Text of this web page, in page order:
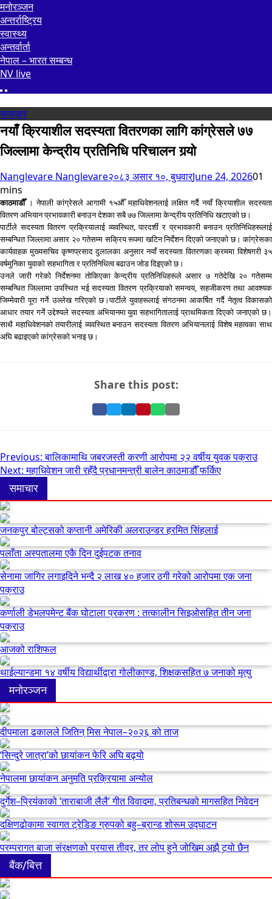
मनोरञ्जन
अन्तर्राष्ट्रिय
स्वास्थ्य
अन्तर्वार्ता
नेपाल – भारत सम्बन्ध
NV live
समाचार
नयाँ क्रियाशील सदस्यता वितरणका लागि कांग्रेसले ७७
जिल्लामा केन्द्रीय प्रतिनिधि परिचालन गर्‍यो
Nanglevare Nanglevare२०८३ असार १०, बुधवारJune 24, 202601
mins
काठमाडौँ। नेपाली कांग्रेसले आगामी १५औँ महाधिवेशनलाई लक्षित गर्दै नयाँ क्रियाशील सदस्यता
वितरण अभियान प्रभावकारी बनाउन देशका सबै ७७ जिल्लामा केन्द्रीय प्रतिनिधि खटाएको छ।
पार्टीले सदस्यता वितरण प्रक्रियालाई व्यवस्थित, पारदर्शी र प्रभावकारी बनाउन प्रतिनिधिहरूलाई
सम्बन्धित जिल्लामा असार २० गतेसम्म सक्रिय रूपमा खटिन निर्देशन दिएको जनाएको छ। कांग्रेसका
कार्यवाहक मुख्यसचिव कृष्णप्रसाद दुलालका अनुसार नयाँ सदस्यता वितरणका क्रममा विशेषगरी ३५
वर्षमुनिका युवाको सहभागिता र प्रतिनिधित्व बढाउन जोड दिइएको छ।
उनले जारी गरेको निर्देशनमा तोकिएका केन्द्रीय प्रतिनिधिहरूले असार ७ गतेदेखि २० गतेसम्म
सम्बन्धित जिल्लामा उपस्थित भई सदस्यता वितरण प्रक्रियाको समन्वय, सहजीकरण तथा आवश्यक
जिम्मेवारी पूरा गर्ने उल्लेख गरिएको छ।पार्टीले युवाहरूलाई संगठनमा आकर्षित गर्दै नेतृत्व विकासको
आधार तयार गर्ने उद्देश्यले सदस्यता अभियानमा युवा सहभागितालाई प्राथमिकता दिएको जनाएको छ।
साथै महाधिवेशनको तयारीलाई व्यवस्थित बनाउन सदस्यता वितरण अभियानलाई विशेष महत्वका साथ
अघि बढाइएको कांग्रेसको भनाइ छ।
Share this post:
Share
Share
Share
Pin
Pinterest
ShareShare
Post
navigation
Previous: बालिकामाथि जबरजस्ती करणी आरोपमा २२ वर्षीय युवक पक्राउ
Next:महाधिवेशन जारी रहँदै प्रधानमन्त्री बालेन काठमाडौँ फर्किए
समाचार
जनकपुर बोल्ट्सको कप्तानी अमेरिकी अलराउन्डर हरमित सिंहलाई
पलाँता अस्पतालमा एकै दिन दुईपटक तनाव
सेनामा जागिर लगाइदिने भन्दै २ लाख ४० हजार ठगी गरेको आरोपमा एक जना
पक्राउ
कर्णाली डेभलपमेन्ट बैंक घोटाला प्रकरण : तत्कालीन सिइओसहित तीन जना
पक्राउ
आजको राशिफल
थाईल्यान्डमा १४ वर्षीय विद्यार्थीद्वारा गोलीकाण्ड, शिक्षकसहित ७ जनाको मृत्यु
मनोरञ्जन
दीपमाला ढकालले जितिन् मिस नेपाल–२०२६ को ताज
‘सिन्दुरे जात्रा’को छायांकन फेरि अघि बढ्यो
नेपालमा छायांकन अनुमति प्रक्रियामा अन्योल
दुर्गेश–प्रियंकाको ‘ताराबाजी लैलै’ गीत विवादमा, प्रतिबन्धको मागसहित निवेदन
दक्षिणढोकामा स्वागत ट्रेडिङ ग्रुपको बहु–ब्रान्ड शोरूम उद्घाटन
परम्परागत बाजा संरक्षणको प्रयास तीव्र, तर लोप हुने जोखिम अझै टर्‍यो छैन
बैंक/बित्त